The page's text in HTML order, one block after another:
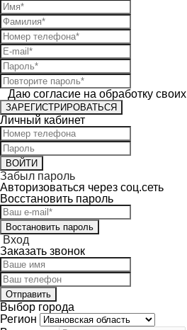
Даю согласие на обработку своих
ЗАРЕГИСТРИРОВАТЬСЯ
Личный кабинет
ВОЙТИ
Забыл пароль
Авторизоваться через соц.сеть
Восcтановить пароль
Востановить пароль
Вход
Заказать звонок
Отправить
Выбор города
Регион